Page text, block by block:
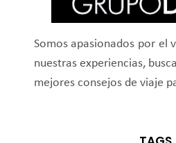
Somos apasionados por el
nuestras experiencias,
mejores consejos de viaje